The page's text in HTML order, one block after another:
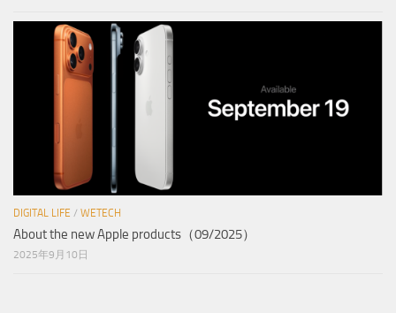
DIGITAL LIFE / WETECH
About the new Apple products（09/2025）
2025年9月10日